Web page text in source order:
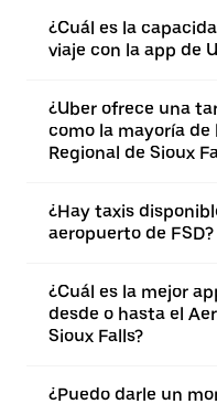
¿Cuál es la
viaje con la app de
¿Uber ofrece una
como la mayoría
Regional de Sioux
¿Hay taxis
aeropuerto de FSD?
¿Cuál es la mejor
desde o hasta el
Sioux Falls?
¿Puedo darle un